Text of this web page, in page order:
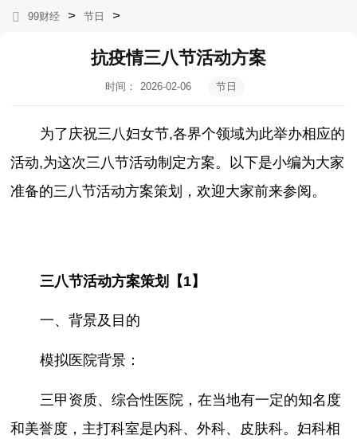
99财经 > 节日 >
抗疫情三八节活动方案
时间：
2026-02-06
节日
为了庆祝三八妇女节,各界个领域为此举办相应的
活动,为这次三八节活动制定方案。以下是小编为大家
准备的三八节活动方案策划，欢迎大家前来参阅。
三八节活动方案策划【1】
一、背景及目的
模拟医院背景：
三甲资质、综合性医院，在当地有一定的知名度
和美誉度，主打科室是内科、外科、皮肤科。妇科相